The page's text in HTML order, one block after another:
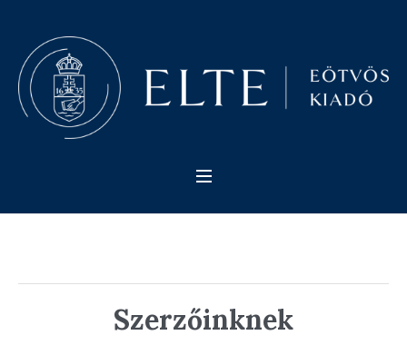
Szerzőinknek